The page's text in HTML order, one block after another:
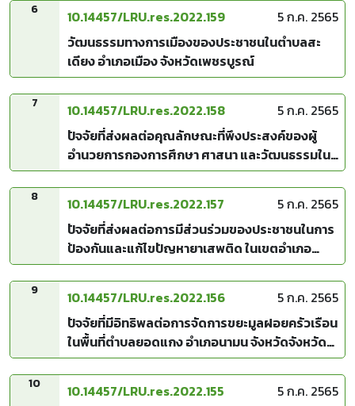
6 10.14457/LRU.res.2022.159
5 ก.ค. 2565
วัฒนธรรมทางการเมืองของประชาชนในตำบลสะ
เดียง อำเภอเมือง จังหวัดเพชรบูรณ์
7 10.14457/LRU.res.2022.158
5 ก.ค. 2565
ปัจจัยที่ส่งผลต่อคุณลักษณะที่พึงประสงค์ของผู้
อำนวยการกองการศึกษา ศาสนา และวัฒนธรรมใน
องค์การบริหารส่วนตำบล จังหวัดร้อยเอ็ด
8 10.14457/LRU.res.2022.157
5 ก.ค. 2565
ปัจจัยที่ส่งผลต่อการมีส่วนร่วมของประชาชนในการ
ป้องกันและแก้ไขปัญหายาเสพติด ในเขตอำเภอ
เกษตรวิสัย จังหวัดร้อยเอ็ด
9 10.14457/LRU.res.2022.156
5 ก.ค. 2565
ปัจจัยที่มีอิทธิพลต่อการจัดการขยะมูลฝอยครัวเรือน
ในพื้นที่ตำบลยอดแกง อำเภอนามน จังหวัดจังหวัด
กาฬสินธุ์
10 10.14457/LRU.res.2022.155
5 ก.ค. 2565